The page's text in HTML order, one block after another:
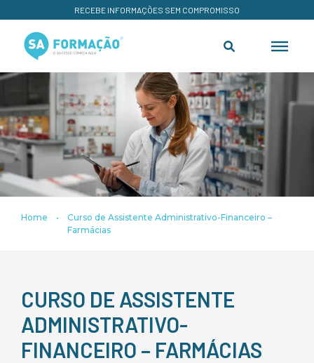
RECEBE INFORMAÇÕES SEM COMPROMISSO
Home •
Curso de Assistente Administrativo-Financeiro –
Farmácias
CURSO DE ASSISTENTE
ADMINISTRATIVO-
FINANCEIRO – FARMÁCIAS